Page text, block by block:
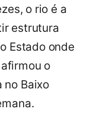
o rio é a
estrutura
Estado onde
o
no Baixo